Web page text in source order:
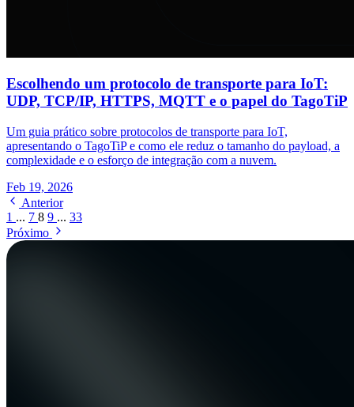
Escolhendo um protocolo de transporte para IoT:
UDP, TCP/IP, HTTPS, MQTT e o papel do TagoTiP
Um guia prático sobre protocolos de transporte para IoT,
apresentando o TagoTiP e como ele reduz o tamanho do payload, a
complexidade e o esforço de integração com a nuvem.
Feb 19, 2026
Anterior
1 ... 7 8 9 ... 33
Próximo